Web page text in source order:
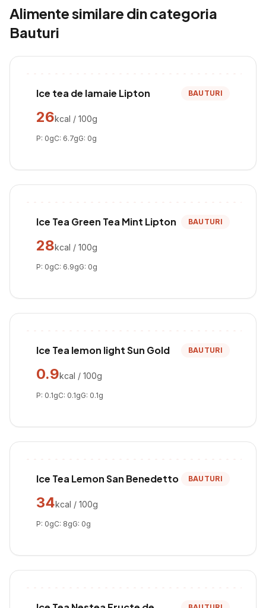
Alimente similare din categoria
Bauturi
Ice tea de lamaie Lipton BAUTURI
26kcal / 100g
P: 0gC: 6.7gG: 0g
Ice Tea Green Tea Mint Lipton BAUTURI
28kcal / 100g
P: 0gC: 6.9gG: 0g
Ice Tea lemon light Sun Gold BAUTURI
0.9kcal / 100g
P: 0.1gC: 0.1gG: 0.1g
Ice Tea Lemon San Benedetto BAUTURI
34kcal / 100g
P: 0gC: 8gG: 0g